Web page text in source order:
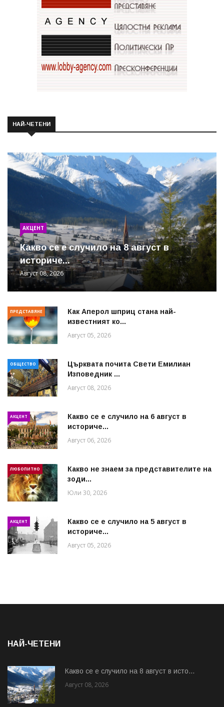
НАЙ-ЧЕТЕНИ
АКЦЕНТ
Какво се е случило на 8 август в
историче...
Август 08, 2026
ПРЕДСТАВЯНЕ
Как Аперол шприц стана най-
известният ко...
Август 05, 2026
ОБЩЕСТВО
Църквата почита Свeти Емилиан
Изповедник ...
Август 08, 2026
АКЦЕНТ
Какво се е случило на 6 август в
историче...
Август 06, 2026
ЛЮБОПИТНО
Какво не знаем за представителите на
зоди...
Юли 30, 2026
АКЦЕНТ
Какво се е случило на 5 август в
историче...
Август 05, 2026
НАЙ-ЧЕТЕНИ
Какво се е случило на 8 август в исто...
Август 08, 2026